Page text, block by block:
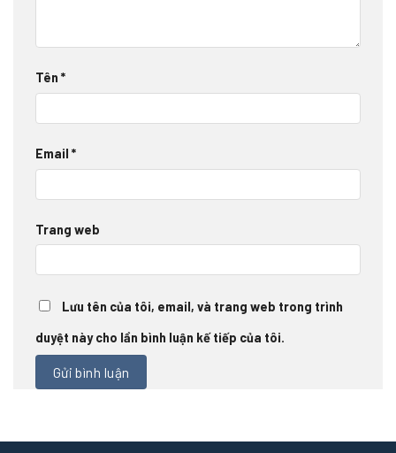
Tên *
Email *
Trang web
Lưu tên của tôi, email, và trang web trong trình
duyệt này cho lần bình luận kế tiếp của tôi.